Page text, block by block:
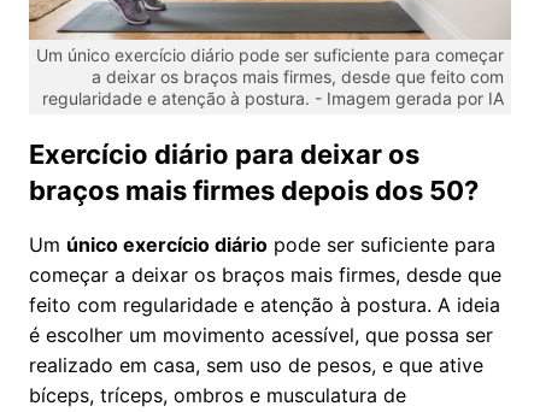
Um único exercício diário pode ser suficiente para começar
a deixar os braços mais firmes, desde que feito com
regularidade e atenção à postura. - Imagem gerada por IA
Exercício diário para deixar os
braços mais firmes depois dos 50?
Um único exercício diário pode ser suficiente para
começar a deixar os braços mais firmes, desde que
feito com regularidade e atenção à postura. A ideia
é escolher um movimento acessível, que possa ser
realizado em casa, sem uso de pesos, e que ative
bíceps, tríceps, ombros e musculatura de